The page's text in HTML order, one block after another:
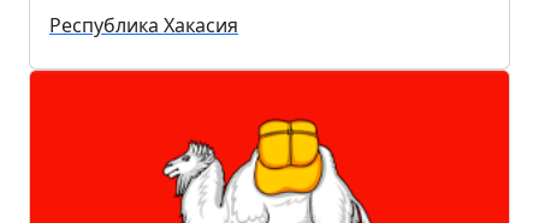
Республика Хакасия